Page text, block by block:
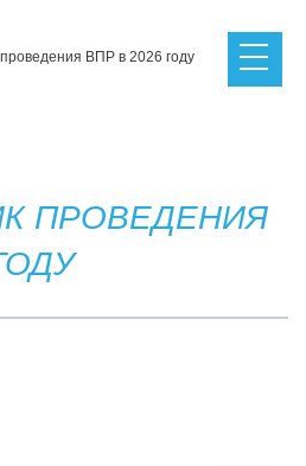
ВПР в 2026 году
ПРОВЕДЕНИЯ